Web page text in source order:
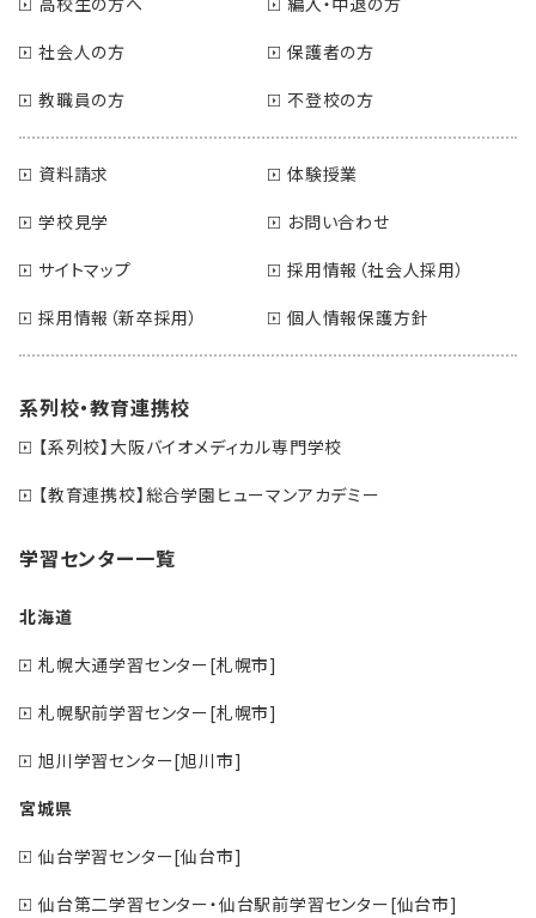
社会人の方
保護者の方
教職員の方
不登校の方
資料請求
体験授業
学校見学
お問い合わせ
サイトマップ
採用情報（社会人採用）
採用情報（新卒採用）
個人情報保護方針
系列校・教育連携校
【系列校】大阪バイオメディカル専門学校
【教育連携校】総合学園ヒューマンアカデミー
学習センター一覧
北海道
札幌大通学習センター[札幌市]
札幌駅前学習センター[札幌市]
旭川学習センター[旭川市]
宮城県
仙台学習センター[仙台市]
仙台第二学習センター・仙台駅前学習センター[仙台市]